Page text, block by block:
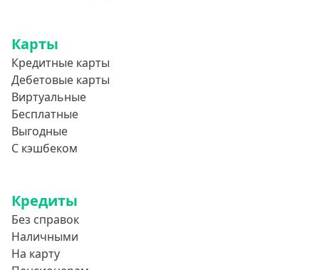
Веб-Займ
Лайм Займ
Доброзайм
Деньги Мгновенно
Карты
Кредитные карты
Дебетовые карты
Виртуальные
Бесплатные
Выгодные
С кэшбеком
Кредиты
Без справок
Наличными
На карту